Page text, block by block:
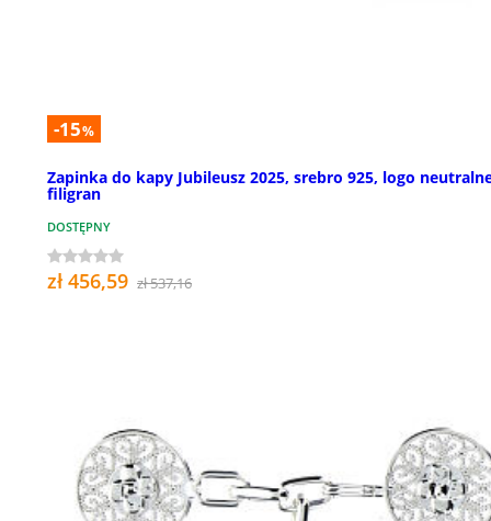
-15%
Zapinka do kapy Jubileusz 2025, srebro 925, logo
filigran
DOSTĘPNY
zł 456,59 zł 537,16